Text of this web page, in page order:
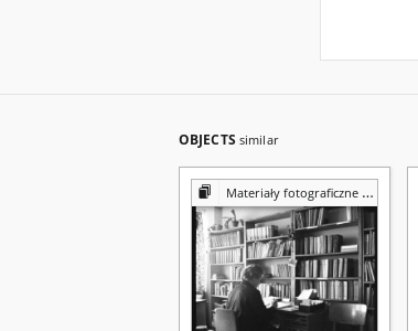
OBJECTS similar
Materiały fotograficzne z Pracowni Reprografii Biblioteki UMCS